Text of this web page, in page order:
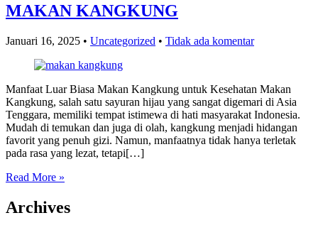
MAKAN KANGKUNG
Januari 16, 2025 • Uncategorized • Tidak ada komentar
Manfaat Luar Biasa Makan Kangkung untuk Kesehatan Makan
Kangkung, salah satu sayuran hijau yang sangat digemari di Asia
Tenggara, memiliki tempat istimewa di hati masyarakat Indonesia.
Mudah di temukan dan juga di olah, kangkung menjadi hidangan
favorit yang penuh gizi. Namun, manfaatnya tidak hanya terletak
pada rasa yang lezat, tetapi[…]
Read More »
Archives